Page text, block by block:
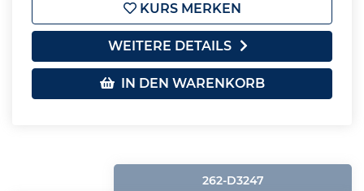
KURS MERKEN
WEITERE DETAILS
IN DEN WARENKORB
262-D3247